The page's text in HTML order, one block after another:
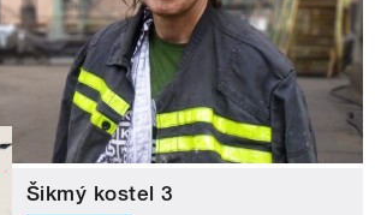
Šikmý kostel 3